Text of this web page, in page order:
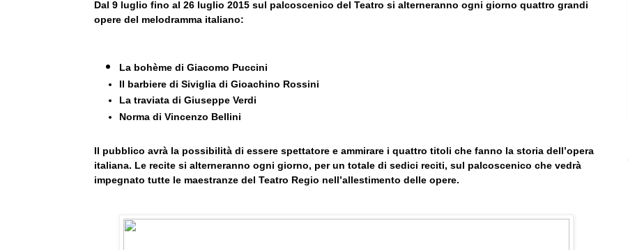
Dal 9 luglio fino al 26 luglio 2015 sul palcoscenico del Teatro si alterneranno ogni giorno quattro grandi
opere del melodramma italiano:
La bohème di Giacomo Puccini
Il barbiere di Siviglia di Gioachino Rossini
La traviata di Giuseppe Verdi
Norma di Vincenzo Bellini
Il pubblico avrà la possibilità di essere spettatore e ammirare i quattro titoli che fanno la storia dell’opera
italiana. Le recite si alterneranno ogni giorno, per un totale di sedici reciti, sul palcoscenico che vedrà
impegnato tutte le maestranze del Teatro Regio nell’allestimento delle opere.